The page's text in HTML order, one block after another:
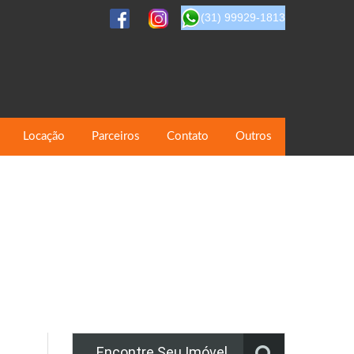
(31) 99929-1813
Locação Parceiros Contato Outros